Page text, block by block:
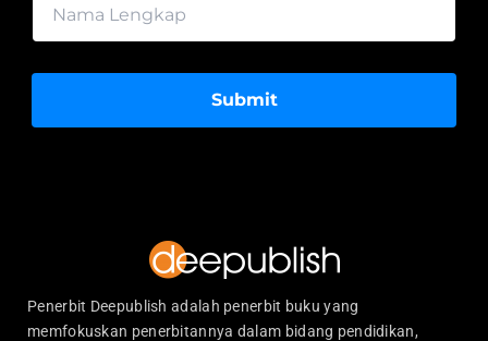
Submit
Penerbit Deepublish adalah penerbit buku yang
memfokuskan penerbitannya dalam bidang pendidikan,